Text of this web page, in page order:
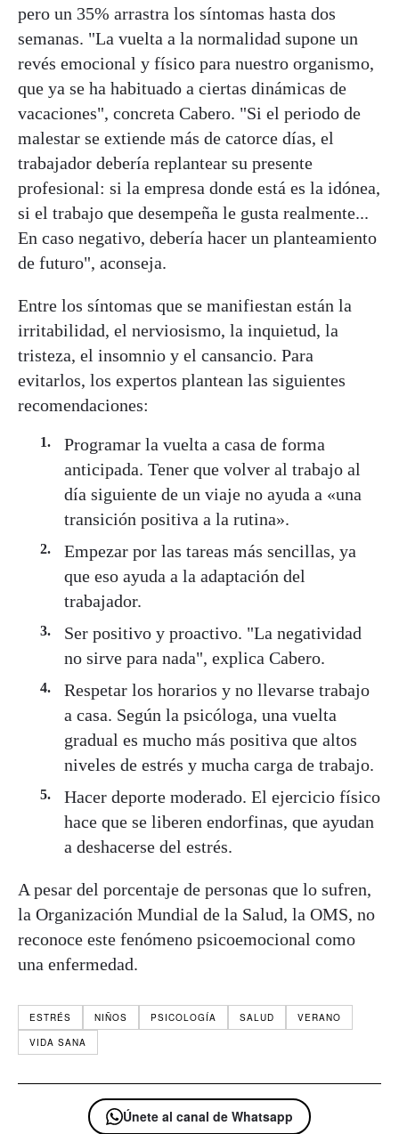
pero un 35% arrastra los síntomas hasta dos
semanas. "La vuelta a la normalidad supone un
revés emocional y físico para nuestro organismo,
que ya se ha habituado a ciertas dinámicas de
vacaciones", concreta Cabero. "Si el periodo de
malestar se extiende más de catorce días, el
trabajador debería replantear su presente
profesional: si la empresa donde está es la idónea,
si el trabajo que desempeña le gusta realmente...
En caso negativo, debería hacer un planteamiento
de futuro", aconseja.
Entre los síntomas que se manifiestan están la
irritabilidad, el nerviosismo, la inquietud, la
tristeza, el insomnio y el cansancio. Para
evitarlos, los expertos plantean las siguientes
recomendaciones:
Programar la vuelta a casa de forma
anticipada. Tener que volver al trabajo al
día siguiente de un viaje no ayuda a «una
transición positiva a la rutina».
Empezar por las tareas más sencillas, ya
que eso ayuda a la adaptación del
trabajador.
Ser positivo y proactivo. "La negatividad
no sirve para nada", explica Cabero.
Respetar los horarios y no llevarse trabajo
a casa. Según la psicóloga, una vuelta
gradual es mucho más positiva que altos
niveles de estrés y mucha carga de trabajo.
Hacer deporte moderado. El ejercicio físico
hace que se liberen endorfinas, que ayudan
a deshacerse del estrés.
A pesar del porcentaje de personas que lo sufren,
la Organización Mundial de la Salud, la OMS, no
reconoce este fenómeno psicoemocional como
una enfermedad.
ESTRÉS NIÑOS PSICOLOGÍA SALUD
VERANO
VIDA SANA
Únete al canal de Whatsapp